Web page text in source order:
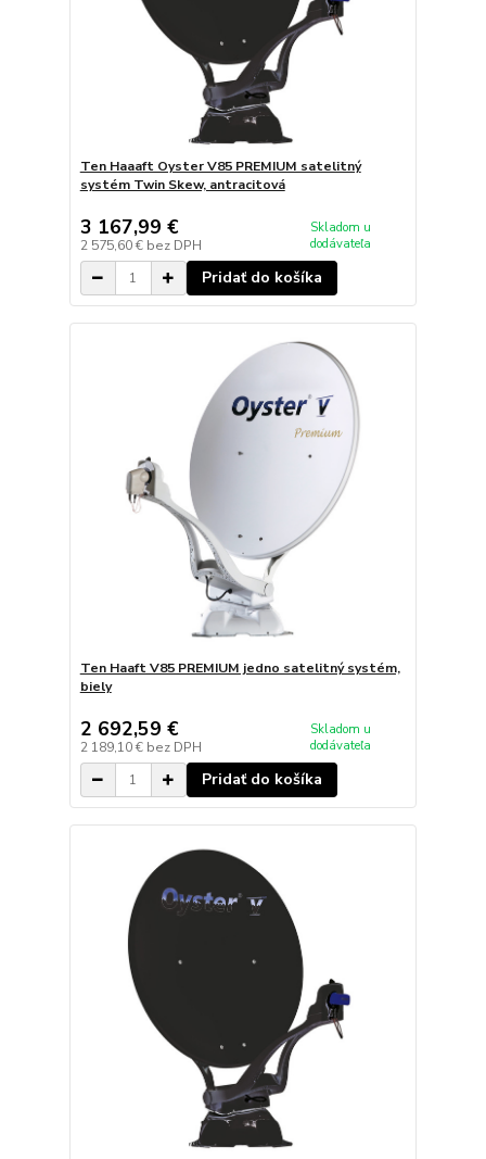
Ten Haaaft Oyster V85 PREMIUM satelitný
systém Twin Skew, antracitová
3 167,99 €
2 575,60 € bez DPH
Skladom u
dodávateľa
Pridať do košíka
Ten Haaft V85 PREMIUM jedno satelitný systém,
biely
2 692,59 €
2 189,10 € bez DPH
Skladom u
dodávateľa
Pridať do košíka